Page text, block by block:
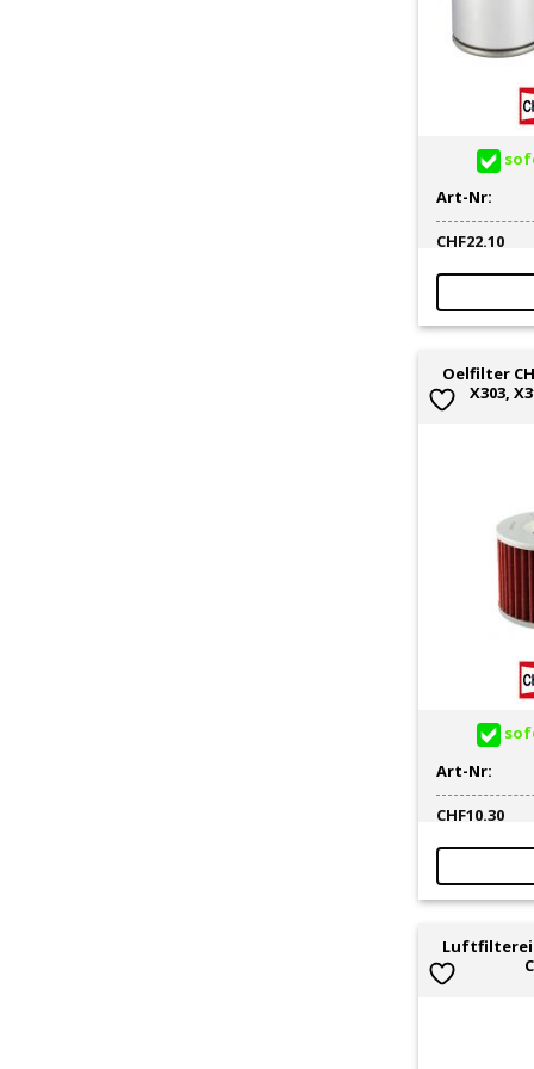
Art-Nr:
CHF22.10
Oelfilter
X303,
Art-Nr:
CHF10.30